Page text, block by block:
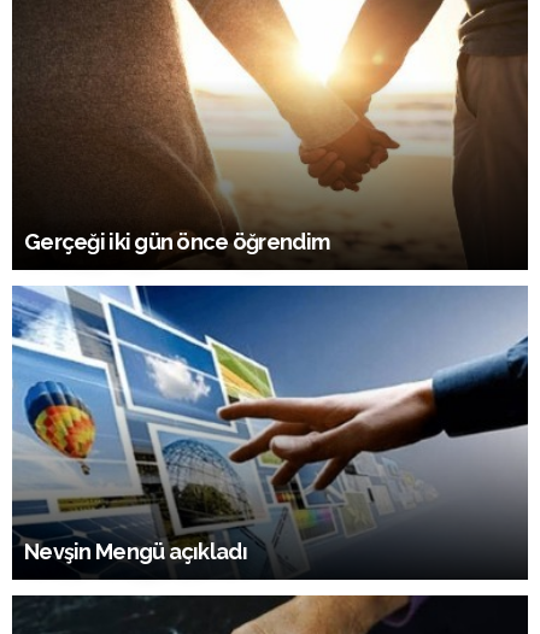
Gerçeği iki gün önce öğrendim
Nevşin Mengü açıkladı